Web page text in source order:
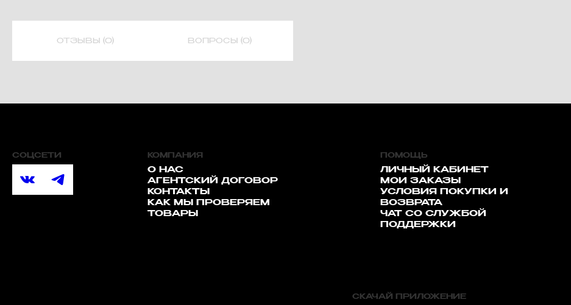
ОТЗЫВЫ (0) ВОПРОСЫ (0)
СОЦСЕТИ КОМПАНИЯ
О НАС
АГЕНТСКИЙ ДОГОВОР
КОНТАКТЫ
КАК МЫ ПРОВЕРЯЕМ
ТОВАРЫ
ПОМОЩЬ
ЛИЧНЫЙ КАБИНЕТ
МОИ ЗАКАЗЫ
УСЛОВИЯ ПОКУПКИ И
ВОЗВРАТА
ЧАТ СО СЛУЖБОЙ
ПОДДЕРЖКИ
СКАЧАЙ ПРИЛОЖЕНИЕ